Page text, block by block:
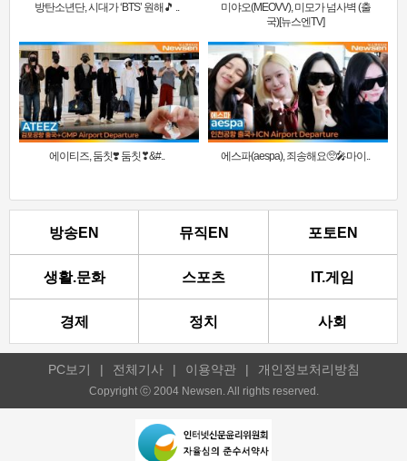
방탄소년단, 시대가 ‘BTS’ 원해🎵 ..
미야오(MEOVV), 미모가 넘사벽 (출
국)[뉴스엔TV]
에이티즈, 둠칫❣️ 둠칫❣&#.. 에스파(aespa), 죄송해요🥺🎤마이..
방송EN 뮤직EN 포토EN
생활.문화 스포츠 IT.게임
경제 정치 사회
PC보기 | 전체기사 | 이용약관 | 개인정보처리방침
Copyright ⓒ 2004 Newsen. All rights reserved.